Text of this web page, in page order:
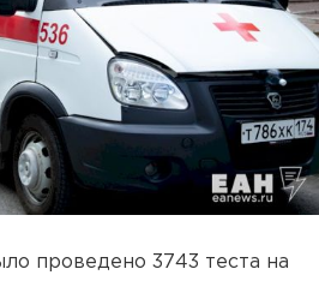
проведено 3743 теста на